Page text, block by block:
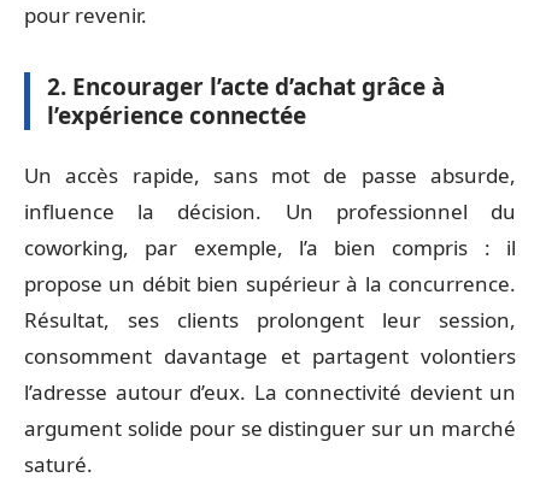
pour revenir.
2. Encourager l’acte d’achat grâce à
l’expérience connectée
Un accès rapide, sans mot de passe absurde,
influence la décision. Un professionnel du
coworking, par exemple, l’a bien compris : il
propose un débit bien supérieur à la concurrence.
Résultat, ses clients prolongent leur session,
consomment davantage et partagent volontiers
l’adresse autour d’eux. La connectivité devient un
argument solide pour se distinguer sur un marché
saturé.